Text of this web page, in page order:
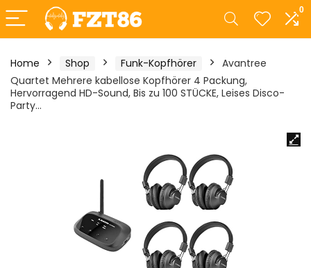
0
Home Shop Funk-Kopfhörer
Avantree
Quartet Mehrere kabellose Kopfhörer 4 Packung,
Hervorragend HD-Sound, Bis zu 100 STÜCKE, Leises Disco-
Party…